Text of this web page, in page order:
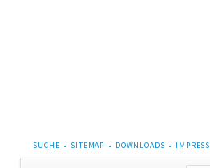
NAVIGATION
ÜBERSPRINGEN
SUCHE SITEMAP DOWNLOADS